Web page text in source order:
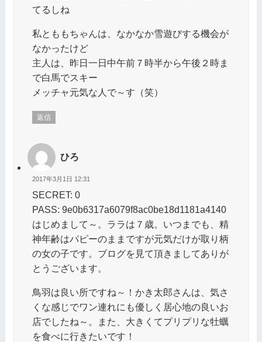
てるしね
私とももちゃんは、なかなか雪遊びする機会が
なかったけど
主人は、昨日一日中午前７時半から午後２時ま
で白馬でスキー
メッチャ元気な人で～す（笑）
返信
ひろ
2017年3月1日 12:31
SECRET: 0
PASS: 9e0b6317a6079f8ac0be18d1181a4140
はじめまして～。ララは７歳。いつまでも、精
神年齢はパピーのままですが元気だけが取り柄
の女の子です。ブログを見て頂きましてありが
とうございます。
鳥羽は良い所ですね～！かき太郎さんは、気さ
くな感じでワン連れにも優しく居心地の良いお
店でしたね～。また、大きくてプリプリな牡蠣
を食べに行きたいです！